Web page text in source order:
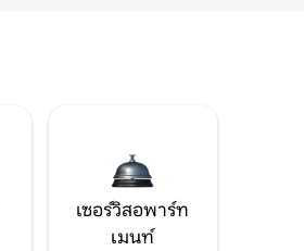
เซอร์วิสอพาร์ท
เมนท์